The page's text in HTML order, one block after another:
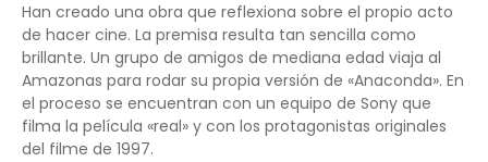
Han creado una obra que reflexiona sobre el propio acto
de hacer cine. La premisa resulta tan sencilla como
brillante. Un grupo de amigos de mediana edad viaja al
Amazonas para rodar su propia versión de «Anaconda». En
el proceso se encuentran con un equipo de Sony que
filma la película «real» y con los protagonistas originales
del filme de 1997.